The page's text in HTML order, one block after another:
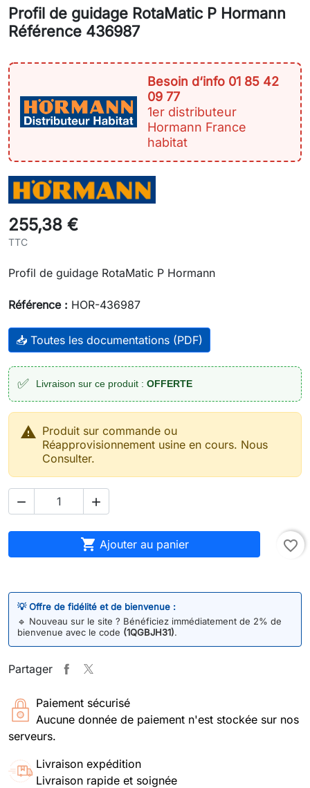
Profil de guidage RotaMatic P Hormann
Référence 436987
Besoin d‘info 01 85 42
09 77
1er distributeur
Hormann France
habitat
255,38 €
TTC
Profil de guidage RotaMatic P Hormann
Référence : HOR-436987
📥 Toutes les documentations (PDF)
✅ Livraison sur ce produit : OFFERTE
 Produit sur commande ou
Réapprovisionnement usine en cours. Nous
Consulter.
 
 Ajouter au panier favorite_border
💡 Offre de fidélité et de bienvenue :
🔹 Nouveau sur le site ? Bénéficiez immédiatement de 2% de
bienvenue avec le code (1QGBJH31).
Partager
Paiement sécurisé
Aucune donnée de paiement n'est stockée sur nos
serveurs.
Livraison expédition
Livraison rapide et soignée